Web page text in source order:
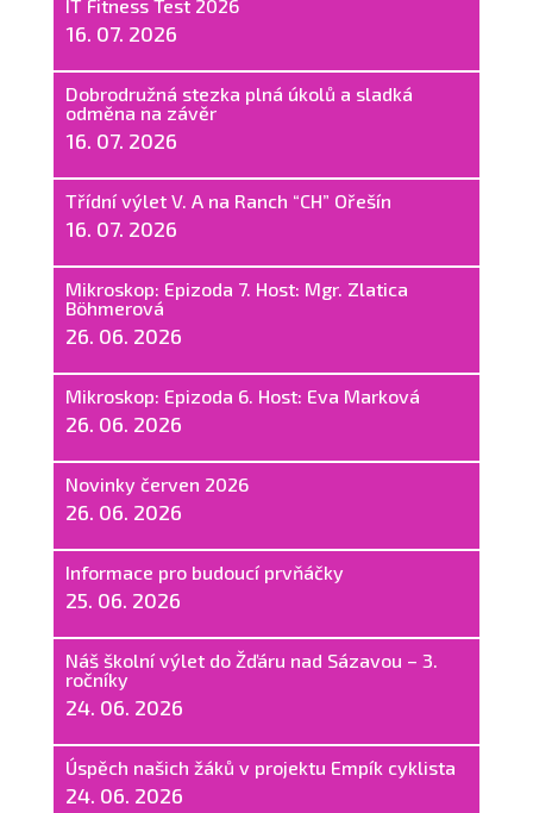
IT Fitness Test 2026
16. 07. 2026
Dobrodružná stezka plná úkolů a sladká
odměna na závěr
16. 07. 2026
Třídní výlet V. A na Ranch “CH” Ořešín
16. 07. 2026
Mikroskop: Epizoda 7. Host: Mgr. Zlatica
Böhmerová
26. 06. 2026
Mikroskop: Epizoda 6. Host: Eva Marková
26. 06. 2026
Novinky červen 2026
26. 06. 2026
Informace pro budoucí prvňáčky
25. 06. 2026
Náš školní výlet do Žďáru nad Sázavou – 3.
ročníky
24. 06. 2026
Úspěch našich žáků v projektu Empík cyklista
24. 06. 2026